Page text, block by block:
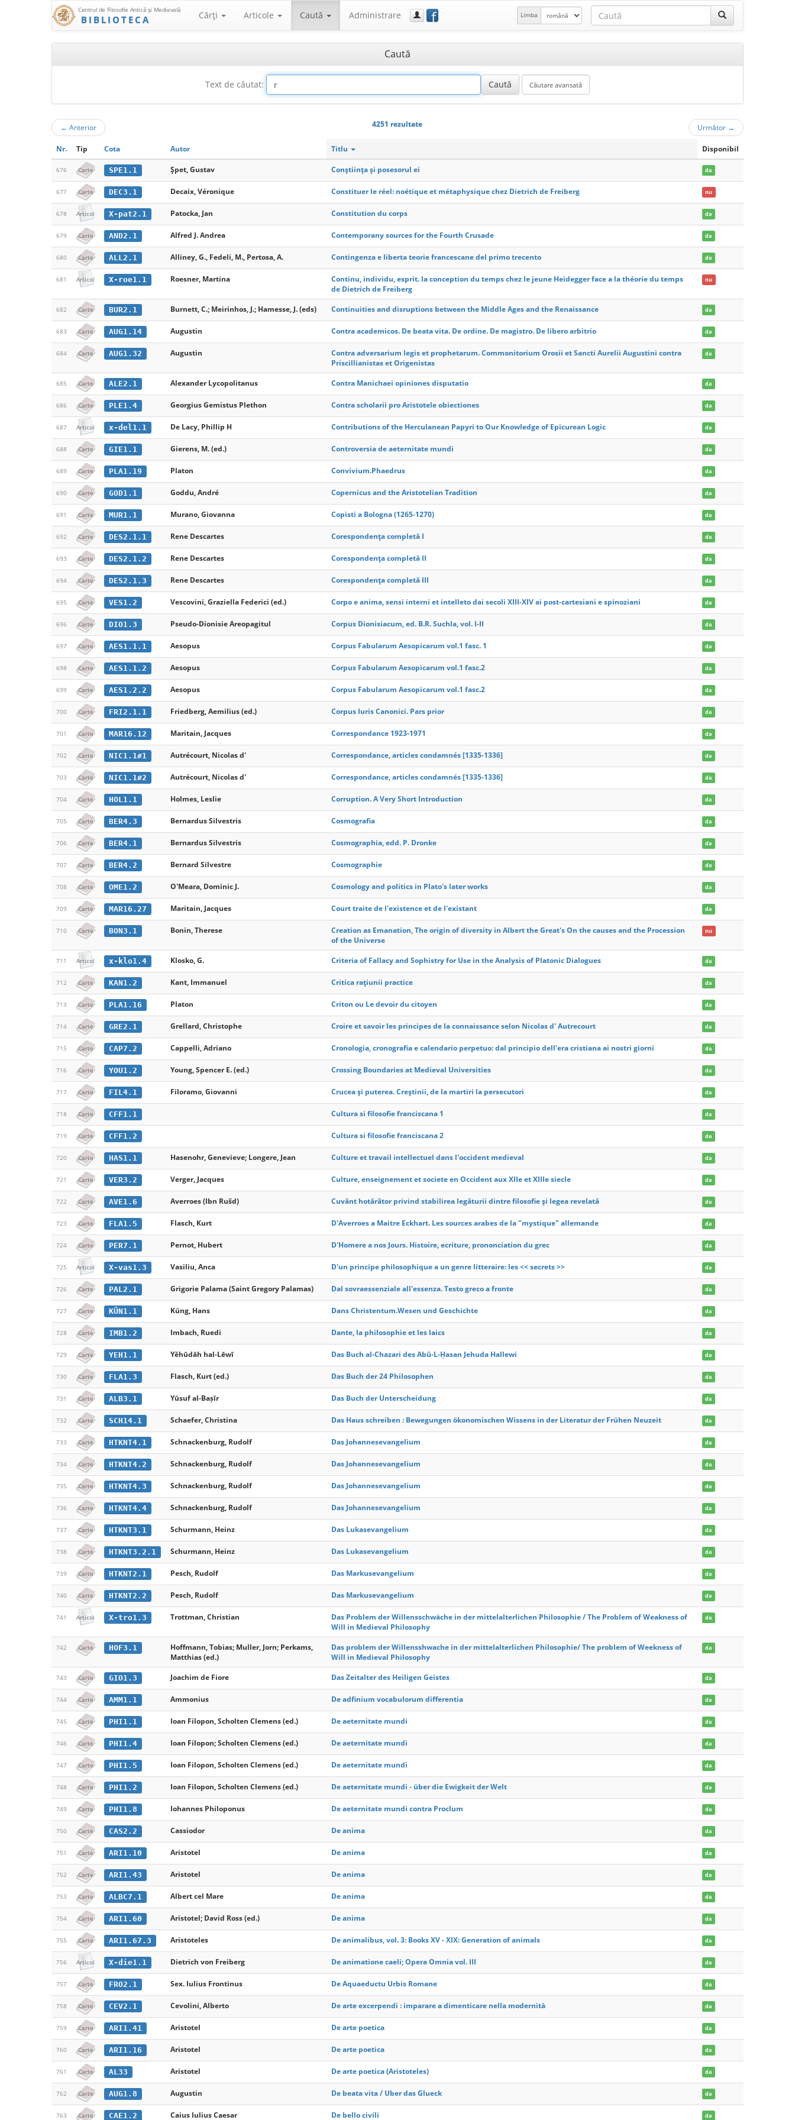
Centrul de Filosofie Antică şi Medievală
BIBLIOTECA Cărţi Articole Caută Administrare f Limba
Caută
Text de căutat:
← Anterior 4251 rezultate Următor →
Nr. Tip Cota Autor Titlu Disponibil
676 Carte SPE1.1 Șpet, Gustav Conștiința și posesorul ei da
677 Carte DEC3.1 Decaix, Véronique Constituer le réel: noétique et métaphysique chez Dietrich de Freiberg nu
678 Articol X-pat2.1 Patocka, Jan Constitution du corps da
679 Carte AND2.1 Alfred J. Andrea Contemporany sources for the Fourth Crusade da
680 Carte ALL2.1 Alliney, G., Fedeli, M., Pertosa, A. Contingenza e liberta teorie francescane del primo trecento da
681 Articol X-roe1.1 Roesner, Martina
Continu, individu, esprit. la conception du temps chez le jeune Heidegger face a la théorie du temps
de Dietrich de Freiberg
nu
682 Carte BUR2.1 Burnett, C.; Meirinhos, J.; Hamesse, J. (eds) Continuities and disruptions between the Middle Ages and the Renaissance da
683 Carte AUG1.14 Augustin Contra academicos. De beata vita. De ordine. De magistro. De libero arbitrio da
684 Carte AUG1.32 Augustin
Contra adversarium legis et prophetarum. Commonitorium Orosii et Sancti Aurelii Augustini contra
Priscillianistas et Origenistas
da
685 Carte ALE2.1 Alexander Lycopolitanus Contra Manichaei opiniones disputatio da
686 Carte PLE1.4 Georgius Gemistus Plethon Contra scholarii pro Aristotele obiectiones da
687 Articol x-del1.1 De Lacy, Phillip H Contributions of the Herculanean Papyri to Our Knowledge of Epicurean Logic da
688 Carte GIE1.1 Gierens, M. (ed.) Controversia de aeternitate mundi da
689 Carte PLA1.19 Platon Convivium.Phaedrus da
690 Carte GOD1.1 Goddu, André Copernicus and the Aristotelian Tradition da
691 Carte MUR1.1 Murano, Giovanna Copisti a Bologna (1265-1270) da
692 Carte DES2.1.1 Rene Descartes Corespondența completă I da
693 Carte DES2.1.2 Rene Descartes Corespondența completă II da
694 Carte DES2.1.3 Rene Descartes Corespondența completă III da
695 Carte VES1.2 Vescovini, Graziella Federici (ed.) Corpo e anima, sensi interni et intelleto dai secoli XIII-XIV ai post-cartesiani e spinoziani da
696 Carte DIO1.3 Pseudo-Dionisie Areopagitul Corpus Dionisiacum, ed. B.R. Suchla, vol. I-II da
697 Carte AES1.1.1 Aesopus Corpus Fabularum Aesopicarum vol.1 fasc. 1 da
698 Carte AES1.1.2 Aesopus Corpus Fabularum Aesopicarum vol.1 fasc.2 da
699 Carte AES1.2.2 Aesopus Corpus Fabularum Aesopicarum vol.1 fasc.2 da
700 Carte FRI2.1.1 Friedberg, Aemilius (ed.) Corpus Iuris Canonici. Pars prior da
701 Carte MAR16.12 Maritain, Jacques Correspondance 1923-1971 da
702 Carte NIC1.1#1 Autrécourt, Nicolas d' Correspondance, articles condamnés [1335-1336] da
703 Carte NIC1.1#2 Autrécourt, Nicolas d' Correspondance, articles condamnés [1335-1336] da
704 Carte HOL1.1 Holmes, Leslie Corruption. A Very Short Introduction da
705 Carte BER4.3 Bernardus Silvestris Cosmografia da
706 Carte BER4.1 Bernardus Silvestris Cosmographia, edd. P. Dronke da
707 Carte BER4.2 Bernard Silvestre Cosmographie da
708 Carte OME1.2 O'Meara, Dominic J. Cosmology and politics in Plato's later works da
709 Carte MAR16.27 Maritain, Jacques Court traite de l'existence et de l'existant da
710 Carte BON3.1 Bonin, Therese
Creation as Emanation, The origin of diversity in Albert the Great's On the causes and the Procession
of the Universe
nu
711 Articol x-klo1.4 Klosko, G. Criteria of Fallacy and Sophistry for Use in the Analysis of Platonic Dialogues da
712 Carte KAN1.2 Kant, Immanuel Critica raţiunii practice da
713 Carte PLA1.16 Platon Criton ou Le devoir du citoyen da
714 Carte GRE2.1 Grellard, Christophe Croire et savoir les principes de la connaissance selon Nicolas d' Autrecourt da
715 Carte CAP7.2 Cappelli, Adriano Cronologia, cronografia e calendario perpetuo: dal principio dell'era cristiana ai nostri giorni da
716 Carte YOU1.2 Young, Spencer E. (ed.) Crossing Boundaries at Medieval Universities da
717 Carte FIL4.1 Filoramo, Giovanni Crucea și puterea. Creștinii, de la martiri la persecutori da
718 Carte CFF1.1 Cultura si filosofie franciscana 1 da
719 Carte CFF1.2 Cultura si filosofie franciscana 2 da
720 Carte HAS1.1 Hasenohr, Genevieve; Longere, Jean Culture et travail intellectuel dans l'occident medieval da
721 Carte VER3.2 Verger, Jacques Culture, enseignement et societe en Occident aux XIIe et XIIIe siecle da
722 Carte AVE1.6 Averroes (Ibn Rušd) Cuvânt hotărâtor privind stabilirea legăturii dintre filosofie și legea revelată da
723 Carte FLA1.5 Flasch, Kurt D'Averroes a Maitre Eckhart. Les sources arabes de la "mystique" allemande da
724 Carte PER7.1 Pernot, Hubert D'Homere a nos Jours. Histoire, ecriture, prononciation du grec da
725 Articol X-vas1.3 Vasiliu, Anca D'un principe philosophique a un genre litteraire: les << secrets >> da
726 Carte PAL2.1 Grigorie Palama (Saint Gregory Palamas) Dal sovraessenziale all'essenza. Testo greco a fronte da
727 Carte KÜN1.1 Küng, Hans Dans Christentum.Wesen und Geschichte da
728 Carte IMB1.2 Imbach, Ruedi Dante, la philosophie et les laics da
729 Carte YEH1.1 Yĕhūdāh hal-Lēwī Das Buch al-Chazari des Abû-L-Ḥasan Jehuda Hallewi da
730 Carte FLA1.3 Flasch, Kurt (ed.) Das Buch der 24 Philosophen da
731 Carte ALB3.1 Yūsuf al-Baṣīr Das Buch der Unterscheidung da
732 Carte SCH14.1 Schaefer, Christina Das Haus schreiben : Bewegungen ökonomischen Wissens in der Literatur der Frühen Neuzeit da
733 Carte HTKNT4.1 Schnackenburg, Rudolf Das Johannesevangelium da
734 Carte HTKNT4.2 Schnackenburg, Rudolf Das Johannesevangelium da
735 Carte HTKNT4.3 Schnackenburg, Rudolf Das Johannesevangelium da
736 Carte HTKNT4.4 Schnackenburg, Rudolf Das Johannesevangelium da
737 Carte HTKNT3.1 Schurmann, Heinz Das Lukasevangelium da
738 Carte HTKNT3.2.1 Schurmann, Heinz Das Lukasevangelium da
739 Carte HTKNT2.1 Pesch, Rudolf Das Markusevangelium da
740 Carte HTKNT2.2 Pesch, Rudolf Das Markusevangelium da
741 Articol X-tro1.3 Trottman, Christian
Das Problem der Willensschwäche in der mittelalterlichen Philosophie / The Problem of Weakness of
Will in Medieval Philosophy
da
742 Carte HOF3.1
Hoffmann, Tobias; Muller, Jorn; Perkams,
Matthias (ed.)
Das problem der Willensshwache in der mittelalterlichen Philosophie/ The problem of Weekness of
Will in Medieval Philosophy
da
743 Carte GIO1.3 Joachim de Fiore Das Zeitalter des Heiligen Geistes da
744 Carte AMM1.1 Ammonius De adfinium vocabulorum differentia da
745 Carte PHI1.1 Ioan Filopon, Scholten Clemens (ed.) De aeternitate mundi da
746 Carte PHI1.4 Ioan Filopon; Scholten Clemens (ed.) De aeternitate mundi da
747 Carte PHI1.5 Ioan Filopon, Scholten Clemens (ed.) De aeternitate mundi da
748 Carte PHI1.2 Ioan Filopon, Scholten Clemens (ed.) De aeternitate mundi - über die Ewigkeit der Welt da
749 Carte PHI1.8 Iohannes Philoponus De aeternitate mundi contra Proclum da
750 Carte CAS2.2 Cassiodor De anima da
751 Carte ARI1.10 Aristotel De anima da
752 Carte ARI1.43 Aristotel De anima da
753 Carte ALBC7.1 Albert cel Mare De anima da
754 Carte ARI1.60 Aristotel; David Ross (ed.) De anima da
755 Carte ARI1.67.3 Aristoteles De animalibus, vol. 3: Books XV - XIX: Generation of animals da
756 Articol X-die1.1 Dietrich von Freiberg De animatione caeli; Opera Omnia vol. III da
757 Carte FRO2.1 Sex. Iulius Frontinus De Aquaeductu Urbis Romane da
758 Carte CEV2.1 Cevolini, Alberto De arte excerpendi : imparare a dimenticare nella modernità da
759 Carte ARI1.41 Aristotel De arte poetica da
760 Carte ARI1.16 Aristotel De arte poetica da
761 Carte AL33 Aristotel De arte poetica (Aristoteles) da
762 Carte AUG1.8 Augustin De beata vita / Uber das Glueck da
763 Carte CAE1.2 Caius Iulius Caesar De bello civili da